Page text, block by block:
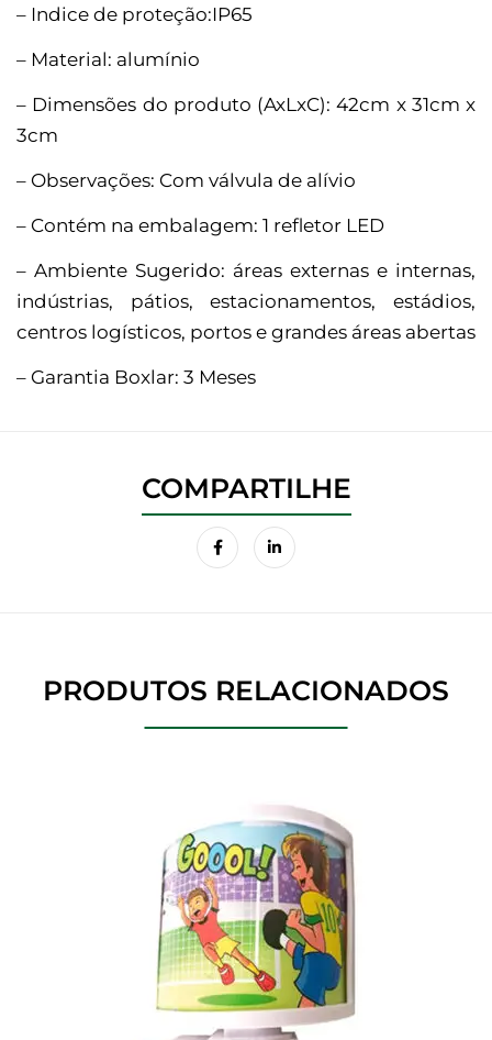
– Indice de proteção:IP65
– Material: alumínio
– Dimensões do produto (AxLxC): 42cm x 31cm x
3cm
– Observações: Com válvula de alívio
– Contém na embalagem: 1 refletor LED
– Ambiente Sugerido: áreas externas e internas,
indústrias, pátios, estacionamentos, estádios,
centros logísticos, portos e grandes áreas abertas
– Garantia Boxlar: 3 Meses
PRODUTOS RELACIONADOS